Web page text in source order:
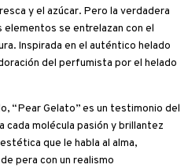
y el azúcar. Pero la verdadera
se entrelazan con el
Inspirada en el auténtico helado
del perfumista por el helado
“Pear Gelato” es un testimonio del
molécula pasión y brillantez
que le habla al alma,
pera con un realismo